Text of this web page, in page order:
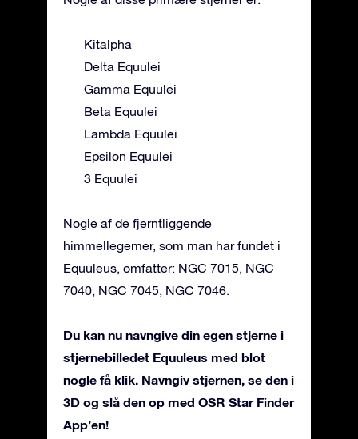
Kitalpha
Delta Equulei
Gamma Equulei
Beta Equulei
Lambda Equulei
Epsilon Equulei
3 Equulei
Nogle af de fjerntliggende
himmellegemer, som man har fundet i
Equuleus, omfatter: NGC 7015, NGC
7040, NGC 7045, NGC 7046.
Du kan nu navngive din egen stjerne i
stjernebilledet Equuleus med blot
nogle få klik. Navngiv stjernen, se den i
3D og slå den op med OSR Star Finder
App’en!